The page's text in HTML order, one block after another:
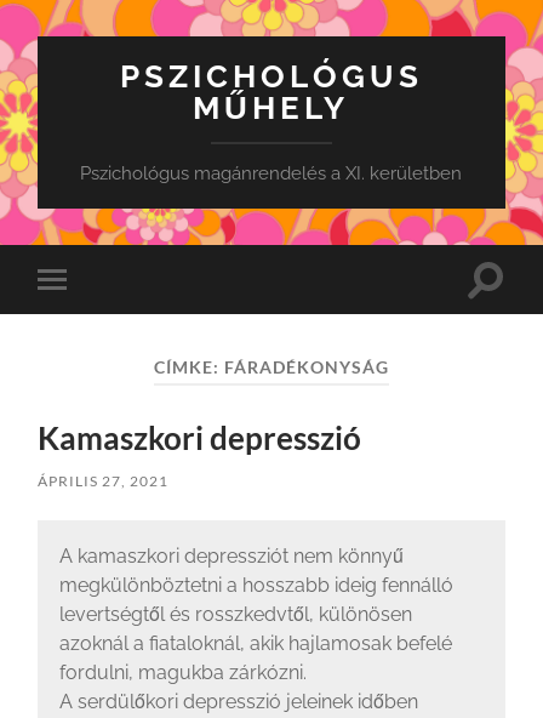
PSZICHOLÓGUS
MŰHELY
Pszichológus magánrendelés a XI. kerületben
Toggle
mobile
Toggle
CÍMKE: FÁRADÉKONYSÁG
Kamaszkori depresszió
ÁPRILIS 27, 2021
A kamaszkori depressziót nem könnyű
megkülönböztetni a hosszabb ideig fennálló
levertségtől és rosszkedvtől, különösen
azoknál a fiataloknál, akik hajlamosak befelé
fordulni, magukba zárkózni.
A serdülőkori depresszió jeleinek időben